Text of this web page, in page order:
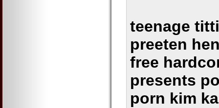
teenage
preeten
free
presents
porn kim